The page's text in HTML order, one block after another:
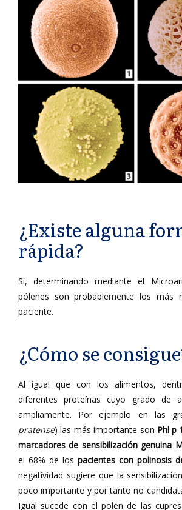
¿Existe alguna
rápida?
Sí, determinando mediante el
pólenes son probablemente los más
paciente.
¿Cómo se
Al igual que con los alimentos,
diferentes proteínas cuyo grado de
ampliamente. Por ejemplo en las
pratense) las más importante son Phl p 1
marcadores de sensibilización genuina
el 68% de los pacientes con polinosis
negatividad sugiere que la
poco importante y por tanto no
Igual sucede con el polen de las